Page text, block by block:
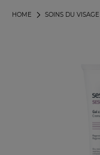
SOINS DU VISAGE
HOME